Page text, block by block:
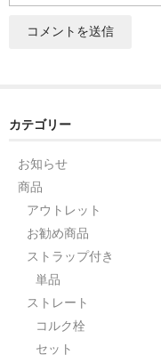
カテゴリー
お知らせ
商品
アウトレット
お勧め商品
ストラップ付き
単品
ストレート
コルク栓
セット